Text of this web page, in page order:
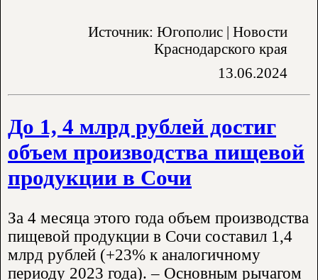
Источник: Югополис | Новости
Краснодарского края
13.06.2024
До 1, 4 млрд рублей достиг
объем производства пищевой
продукции в Сочи
За 4 месяца этого года объем производства
пищевой продукции в Сочи составил 1,4
млрд рублей (+23% к аналогичному
периоду 2023 года). – Основным рычагом